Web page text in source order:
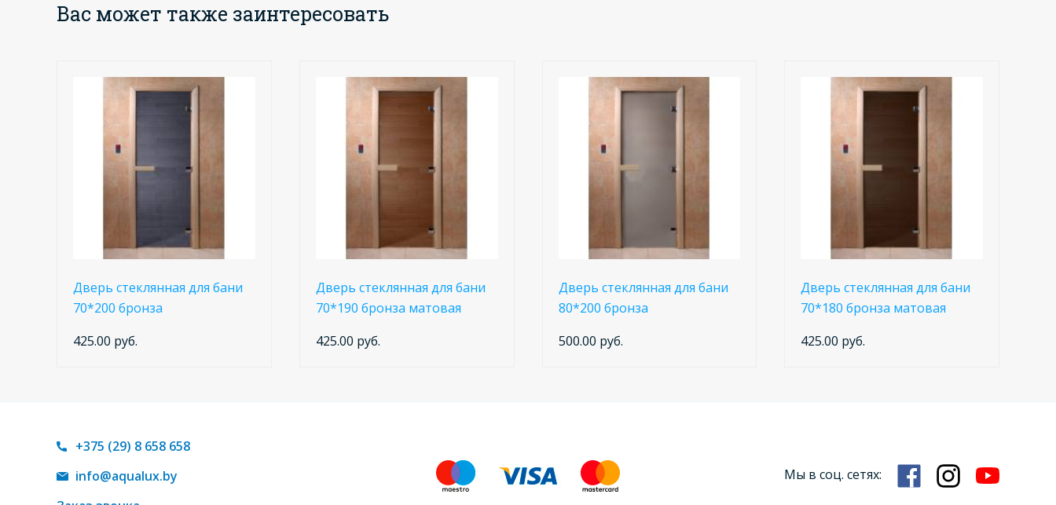
Вас может также заинтересовать
Дверь стеклянная для бани
70*200 бронза
425.00 руб.
Дверь стеклянная для бани
70*190 бронза матовая
425.00 руб.
Дверь стеклянная для бани
80*200 бронза
500.00 руб.
Дверь стеклянная для бани
70*180 бронза матовая
425.00 руб.
+375 (29) 8 658 658
info@aqualux.by
Мы в соц. сетях: